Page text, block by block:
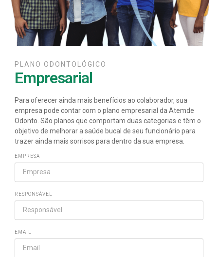
PLANO ODONTOLÓGICO
Empresarial
Para oferecer ainda mais benefícios ao colaborador, sua
empresa pode contar com o plano empresarial da Atemde
Odonto. São planos que comportam duas categorias e têm o
objetivo de melhorar a saúde bucal de seu funcionário para
trazer ainda mais sorrisos para dentro da sua empresa.
EMPRESA
RESPONSÁVEL
EMAIL